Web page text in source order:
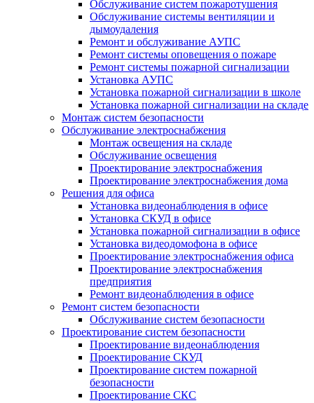
Обслуживание систем пожаротушения
Обслуживание системы вентиляции и
дымоудаления
Ремонт и обслуживание АУПС
Ремонт системы оповещения о пожаре
Ремонт системы пожарной сигнализации
Установка АУПС
Установка пожарной сигнализации в школе
Установка пожарной сигнализации на складе
Монтаж систем безопасности
Обслуживание электроснабжения
Монтаж освещения на складе
Обслуживание освещения
Проектирование электроснабжения
Проектирование электроснабжения дома
Решения для офиса
Установка видеонаблюдения в офисе
Установка СКУД в офисе
Установка пожарной сигнализации в офисе
Установка видеодомофона в офисе
Проектирование электроснабжения офиса
Проектирование электроснабжения
предприятия
Ремонт видеонаблюдения в офисе
Ремонт систем безопасности
Обслуживание систем безопасности
Проектирование систем безопасности
Проектирование видеонаблюдения
Проектирование СКУД
Проектирование систем пожарной
безопасности
Проектирование СКС